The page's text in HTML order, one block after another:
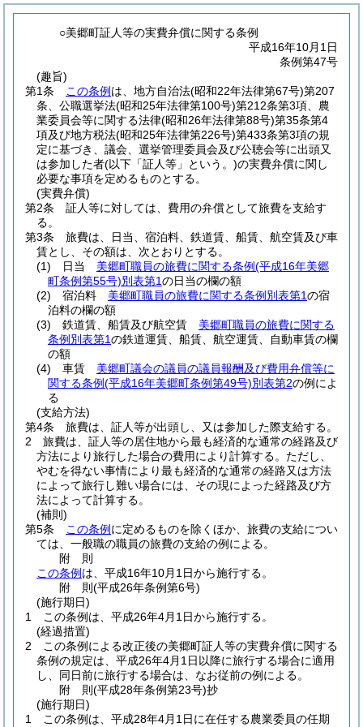
○美郷町証人等の実費弁償に関する条例
平成16年10月1日
条例第47号
(趣旨)
第1条
この条例 は、地方自治法(昭和22年法律第67号)第207
条、公職選挙法(昭和25年法律第100号)第212条第3項、農
業委員会等に関する法律(昭和26年法律第88号)第35条第4
項及び地方税法(昭和25年法律第226号)第433条第3項の規
定に基づき、議会、選挙管理委員会及び公聴会等に出頭又
は参加した者(以下「証人等」という。)の実費弁償に関し
必要な事項を定めるものとする。
(実費弁償)
第2条
証人等に対しては、費用の弁償として旅費を支給す
る。
第3条
旅費は、日当、宿泊料、鉄道賃、船賃、航空賃及び車
賃とし、その額は、次とおりとする。
(1)
日当 美郷町職員の旅費に関する条例(平成16年美郷
町条例第55号)別表第1の日当の欄の額
(2)
宿泊料 美郷町職員の旅費に関する条例別表第1の宿
泊料の欄の額
(3)
鉄道賃、船賃及び航空賃 美郷町職員の旅費に関する
条例別表第1の鉄道運賃、船賃、航空運賃、自動車賃の欄
の額
(4)
車賃 美郷町議会の議員の議員報酬及び費用弁償等に
関する条例(平成16年美郷町条例第49号)別表第2の例によ
る
(支給方法)
第4条
旅費は、証人等が出頭し、又は参加した際支給する。
2
旅費は、証人等の居住地から最も経済的な通常の経路及び
方法により旅行した場合の費用により計算する。 ただし、
やむを得ない事情により最も経済的な通常の経路又は方法
によって旅行し難い場合には、その現によった経路及び方
法によって計算する。
(補則)
第5条
この条例 に定めるものを除くほか、旅費の支給につい
ては、一般職の職員の旅費の支給の例による。
附 則
この条例 は、平成16年10月1日から施行する。
附 則(平成26年条例第6号)
(施行期日)
1
この条例は、平成26年4月1日から施行する。
(経過措置)
2
この条例による改正後の美郷町証人等の実費弁償に関する
条例の規定は、平成26年4月1日以降に旅行する場合に適用
し、同日前に旅行する場合は、なお従前の例による。
附 則(平成28年条例第23号)抄
(施行期日)
1
この条例は、平成28年4月1日に在任する農業委員の任期